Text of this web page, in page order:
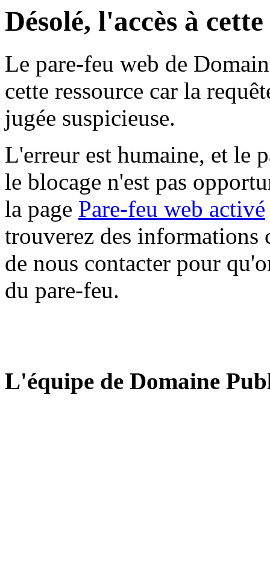
Désolé, l'accès à
Le pare-feu web de
cette ressource car la
jugée suspicieuse.
L'erreur est humaine, et le
le blocage n'est pas
la page Pare-feu web activé
trouverez des informations
de nous contacter pour
du pare-feu.
L'équipe de Domaine